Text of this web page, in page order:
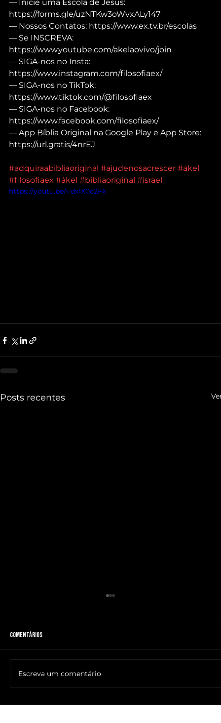
— Inicie uma Escola de Jesus:
https://forms.gle/uzNTKw3oWvxALy147
— Nossos Contatos: https://www.ex.tv.br/escolas
— Se INSCREVA:
https://www.youtube.com/akelaovivo/join
— SIGA-nos no Insta:
https://www.instagram.com/filosofiaex/
— SIGA-nos no TikTok:
https://www.tiktok.com/@filosofiaex
— SIGA-nos no Facebook:
https://www.facebook.com/filosofiaex/
— App Bíblia Original na Google Play e App Store:
https://url.gratis/4nrEJ
#adquiraabibliaoriginal #ajudenosacrescer #akel
#filosofiaex #ákel #bibliaoriginal #israel
https://youtu.be/i-dx1X0c2Fk
Posts recentes
Comentários
Escreva um comentário